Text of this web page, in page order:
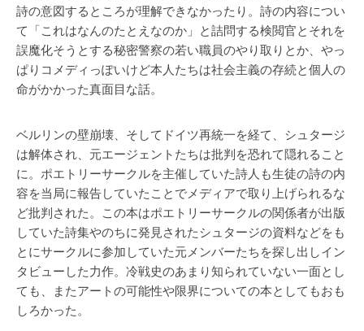
詩の意図するところが理解できなかったり。詩の内容につい
て「これはなんのたとえなのか」と詰問する検閲官とそれを
誤魔化そうとする秘密警察の若い職員のやり取りとか、やっ
ぱりコメディっぽいけど本人たちは社会主義の存続と個人の
命がかかった真面目な話。
ベルリンの壁崩壊、そしてドイツ再統一を経て、シュタージ
は解体され、元エージェントたちは批判を恐れて隠れること
に。ポエトリーサークルを主催していた詩人も生徒の詩の内
容を当局に報告していたことでメディアで取り上げられるな
ど批判された。この本はポエトリーサークルの関係者が出版
していた詩集やのちに発見されたシュタージの資料などをも
とにサークルに参加していた元メンバーたちを探し出しイン
タビューした力作。冷戦史のあまり知られていない一面とし
ても、またアートの可能性や限界についての本としてもおも
しろかった。